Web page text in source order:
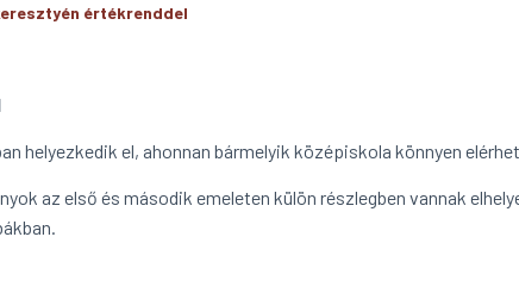
értékrenddel
helyezkedik el, ahonnan bármelyik középiskola könnyen
az első és második emeleten külön részlegben vannak